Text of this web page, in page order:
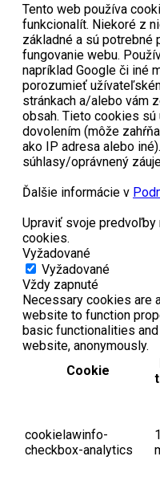
Tento web používa
funkcionalít. Niekoré z
základné a sú potrebné
fungovanie webu.
napríklad Google či iné
porozumieť
stránkach a/alebo vám
obsah. Tieto cookies sú
dovolením (môže
ako IP adresa alebo
súhlasy/oprávnený
Ďalšie informácie v
Upraviť svoje
cookies.
Vyžadované
Vyžadované
Vždy zapnuté
Necessary cookies are
website to function
basic functionalities
website, anonymously.
Cookie
cookielawinfo-
checkbox-analytics